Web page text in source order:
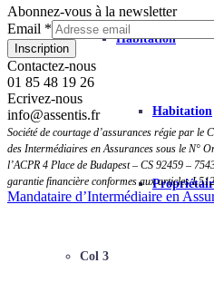
Habitation
Habitation
Col 3
Abonnez-vous à la newsletter
Mise
page
Email
Email *
Inscription
Contactez-nous
01 85 48 19 26
Ecrivez-nous
info@assentis.fr
Société de courtage d’assurances régie par le
des Intermédiaires en Assurances sous le N°
l’ACPR 4 Place de Budapest – CS 92459 –
garantie financière conformes aux articles
Mandataire d’Intermédiaire en